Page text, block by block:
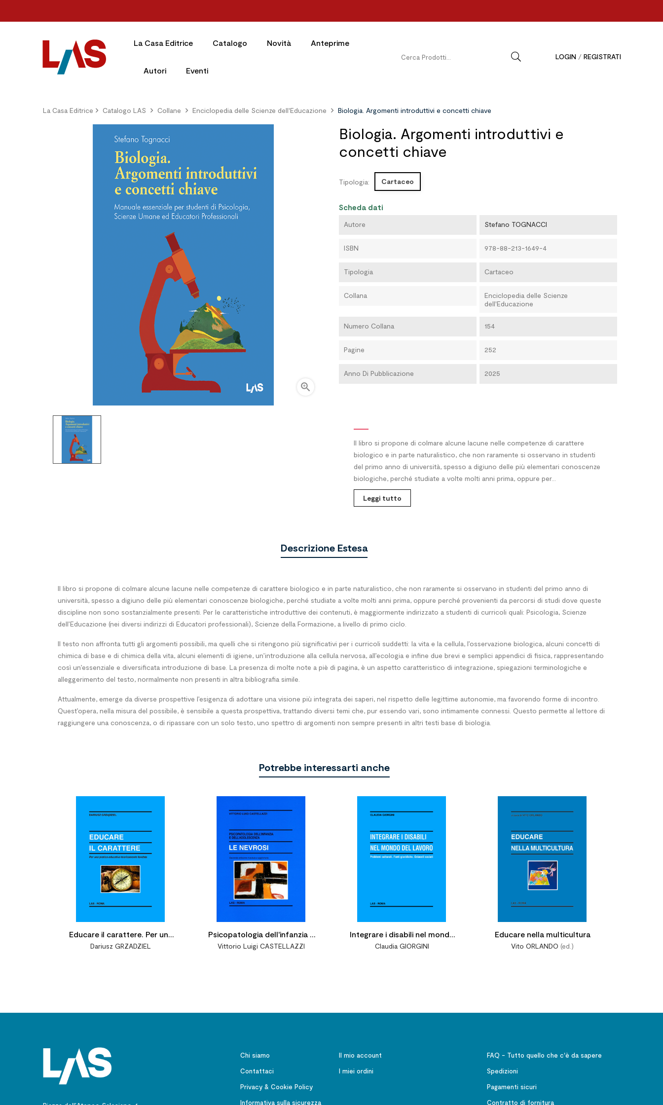
La Casa Editrice Catalogo Novità Anteprime
Autori Eventi
LOGIN / REGISTRATI
La Casa Editrice Catalogo LAS Collane Enciclopedia delle Scienze dell'Educazione Biologia. Argomenti introduttivi e concetti chiave

Biologia. Argomenti introduttivi e
concetti chiave
Tipologia: Cartaceo
Scheda dati
Autore Stefano TOGNACCI
ISBN 978-88-213-1649-4
Tipologia Cartaceo
Collana
Enciclopedia delle Scienze
dell'Educazione
Numero Collana 154
Pagine 252
Anno Di Pubblicazione 2025
Il libro si propone di colmare alcune lacune nelle competenze di carattere
biologico e in parte naturalistico, che non raramente si osservano in studenti
del primo anno di università, spesso a digiuno delle più elementari conoscenze
biologiche, perché studiate a volte molti anni prima, oppure per...
Leggi tutto
Descrizione Estesa
Il libro si propone di colmare alcune lacune nelle competenze di carattere biologico e in parte naturalistico, che non raramente si osservano in studenti del primo anno di
università, spesso a digiuno delle più elementari conoscenze biologiche, perché studiate a volte molti anni prima, oppure perché provenienti da percorsi di studi dove queste
discipline non sono sostanzialmente presenti. Per le caratteristiche introduttive dei contenuti, è maggiormente indirizzato a studenti di curricoli quali: Psicologia, Scienze
dell’Educazione (nei diversi indirizzi di Educatori professionali), Scienze della Formazione, a livello di primo ciclo.
Il testo non affronta tutti gli argomenti possibili, ma quelli che si ritengono più significativi per i curricoli suddetti: la vita e la cellula, l’osservazione biologica, alcuni concetti di
chimica di base e di chimica della vita, alcuni elementi di igiene, un’introduzione alla cellula nervosa, all’ecologia e infine due brevi e semplici appendici di fisica, rappresentando
così un’essenziale e diversificata introduzione di base. La presenza di molte note a piè di pagina, è un aspetto caratteristico di integrazione, spiegazioni terminologiche e
alleggerimento del testo, normalmente non presenti in altra bibliografia simile.
Attualmente, emerge da diverse prospettive l’esigenza di adottare una visione più integrata dei saperi, nel rispetto delle legittime autonomie, ma favorendo forme di incontro.
Quest’opera, nella misura del possibile, è sensibile a questa prospettiva, trattando diversi temi che, pur essendo vari, sono intimamente connessi. Questo permette al lettore di
raggiungere una conoscenza, o di ripassare con un solo testo, uno spettro di argomenti non sempre presenti in altri testi base di biologia.
Potrebbe interessarti anche
Educare il carattere. Per una
pratica educativa
Dariusz GRZADZIEL
Psicopatologia dell'infanzia e
dell'adolescenza. Le nevrosi
Vittorio Luigi CASTELLAZZI
Integrare i disabili nel mondo
del lavoro. Problemi culturali.
Claudia GIORGINI
Educare nella multicultura
Vito ORLANDO (ed.)
Chi siamo
Contattaci
Privacy & Cookie Policy
Informativa sulla sicurezza
Il mio account
I miei ordini
FAQ - Tutto quello che c'è da sapere
Spedizioni
Pagamenti sicuri
Contratto di fornitura